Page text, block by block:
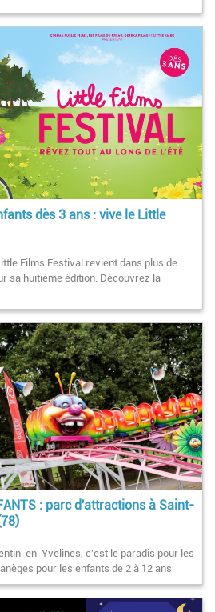
dès 3 ans : vive le Little
Films Festival revient dans plus de
sa huitième édition. Découvrez la
: parc d'attractions à Saint-
en-Yvelines, c'est le paradis pour les
pour les enfants de 2 à 12 ans.